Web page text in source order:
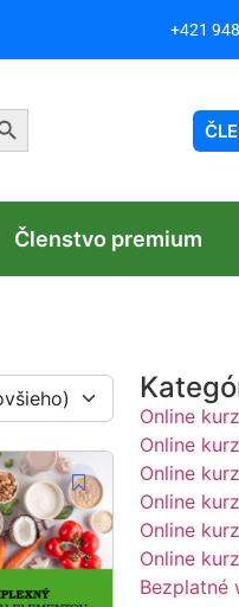
+421
Button
Členstvo premium
Online
Online
Online
Online
Online
Online
Bezplatné